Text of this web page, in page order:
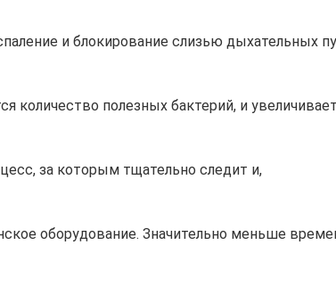
и блокирование слизью дыхательных
количество полезных бактерий, и
за которым тщательно следит и,
оборудование. Значительно меньше